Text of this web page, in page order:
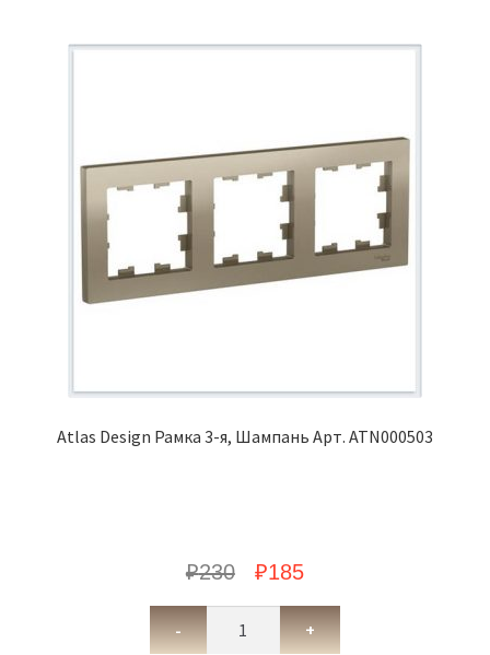
Atlas Design Рамка 3-я, Шампань Арт. ATN000503
₽230 ₽185
- +